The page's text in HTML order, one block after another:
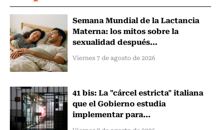
Semana Mundial de la Lactancia
Materna: los mitos sobre la
sexualidad después...
Viernes 7 de agosto de 2026
41 bis: La "cárcel estricta" italiana
que el Gobierno estudia
implementar para...